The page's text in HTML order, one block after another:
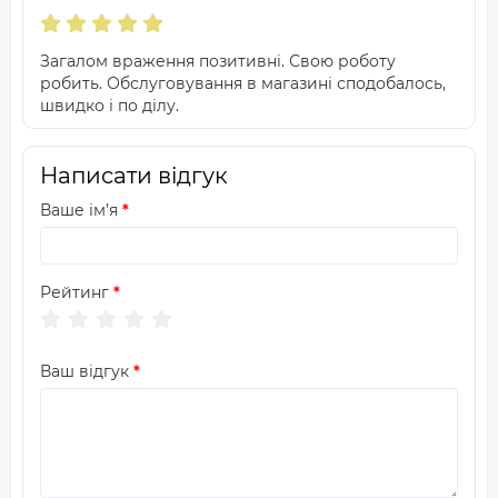
Загалом враження позитивні. Свою роботу
робить. Обслуговування в магазині сподобалось,
швидко і по ділу.
Написати відгук
Ваше ім’я
Рейтинг
Ваш відгук